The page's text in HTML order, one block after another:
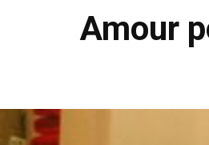
Amour